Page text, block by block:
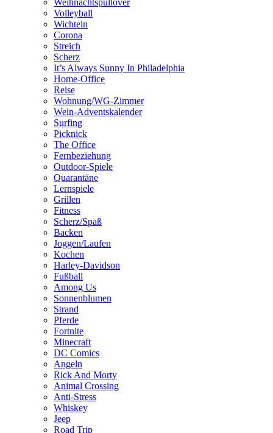
Weihnachtspullover
Volleyball
Wichteln
Corona
Streich
Scherz
It’s Always Sunny In Philadelphia
Home-Office
Reise
Wohnung/WG-Zimmer
Wein-Adventskalender
Surfing
Picknick
The Office
Fernbeziehung
Outdoor-Spiele
Quarantäne
Lernspiele
Grillen
Fitness
Scherz/Spaß
Backen
Joggen/Laufen
Kochen
Harley-Davidson
Fußball
Among Us
Sonnenblumen
Strand
Pferde
Fortnite
Minecraft
DC Comics
Angeln
Rick And Morty
Animal Crossing
Anti-Stress
Whiskey
Jeep
Road Trip